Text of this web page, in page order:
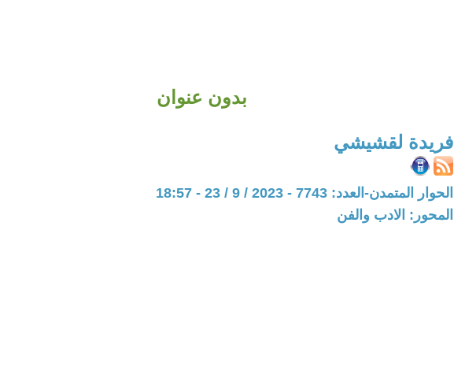
بدون عنوان
فريدة لقشيشي
الحوار المتمدن-العدد: 7743 - 2023 / 9 / 23 - 18:57
المحور: الادب والفن